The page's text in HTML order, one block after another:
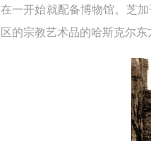
在一开始就配备博物馆。芝
区的宗教艺术品的哈斯克尔东